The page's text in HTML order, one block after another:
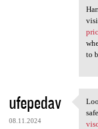
to
ufepedav
08.11.2024